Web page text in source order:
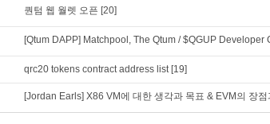
퀀텀 웹 월렛 오픈 [20]
[Qtum DAPP] Matchpool, The Qtum / $QGUP Developer
qrc20 tokens contract address list [19]
[Jordan Earls] X86 VM에 대한 생각과 목표 & EVM의 장점